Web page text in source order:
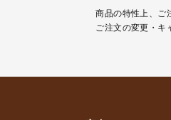
商品の特性上、ご
ご注文の変更・キ